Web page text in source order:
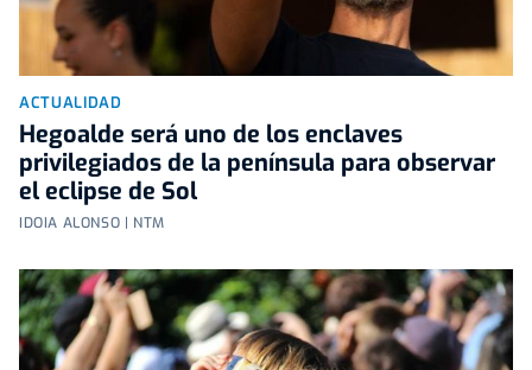
ACTUALIDAD
Hegoalde será uno de los enclaves
privilegiados de la península para observar
el eclipse de Sol
IDOIA ALONSO | NTM